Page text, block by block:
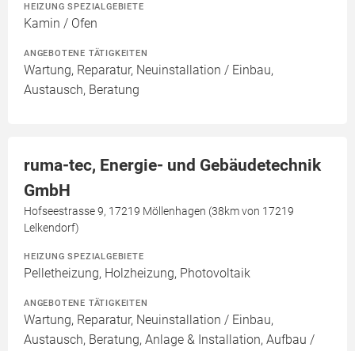
HEIZUNG SPEZIALGEBIETE
Kamin / Ofen
ANGEBOTENE TÄTIGKEITEN
Wartung, Reparatur, Neuinstallation / Einbau,
Austausch, Beratung
ruma-tec, Energie- und Gebäudetechnik
GmbH
Hofseestrasse 9, 17219 Möllenhagen (38km von 17219
Lelkendorf)
HEIZUNG SPEZIALGEBIETE
Pelletheizung, Holzheizung, Photovoltaik
ANGEBOTENE TÄTIGKEITEN
Wartung, Reparatur, Neuinstallation / Einbau,
Austausch, Beratung, Anlage & Installation, Aufbau /